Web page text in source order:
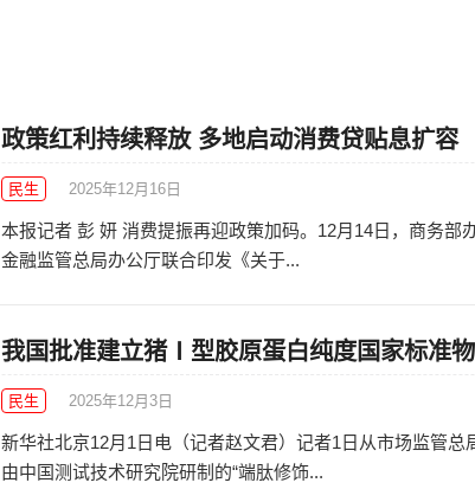
政策红利持续释放 多地启动消费贷贴息扩容
民生 2025年12月16日
本报记者 彭 妍 消费提振再迎政策加码。12月14日，商务部
金融监管总局办公厅联合印发《关于...
我国批准建立猪Ⅰ型胶原蛋白纯度国家标准
民生 2025年12月3日
新华社北京12月1日电（记者赵文君）记者1日从市场监管总
由中国测试技术研究院研制的“端肽修饰...